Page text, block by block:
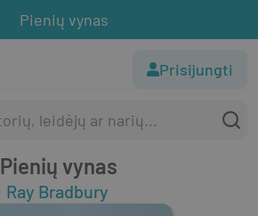
Pienių vynas
Prisijungti
Pienių vynas
Ray Bradbury